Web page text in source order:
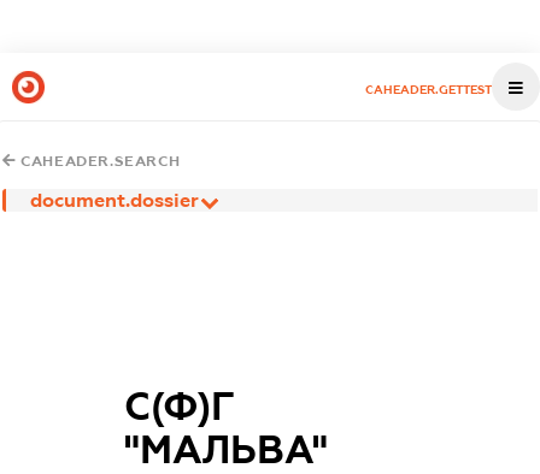
CAHEADER.GETTEST
CAHEADER.SEARCH
document.dossier
С(Ф)Г
"МАЛЬВА"